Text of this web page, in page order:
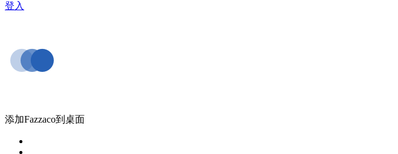
登入
添加Fazzaco到桌面